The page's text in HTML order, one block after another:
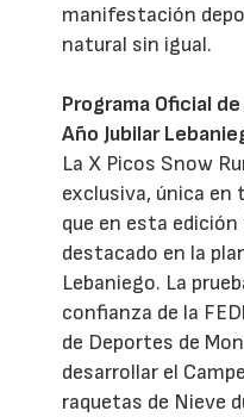
manifestación
natural sin igual.
Programa Oficial
Año Jubilar
La X Picos Snow
exclusiva, única en
que en esta
destacado en la
Lebaniego. La
confianza de la
de Deportes de
desarrollar el
raquetas de Nieve